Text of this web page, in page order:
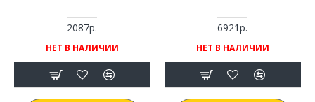
2087р.
НЕТ В НАЛИЧИИ
6921р.
НЕТ В НАЛИЧИИ